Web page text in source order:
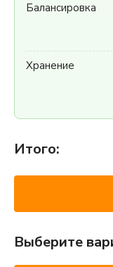
Балансировка
Хранение
Итого:
Выберите